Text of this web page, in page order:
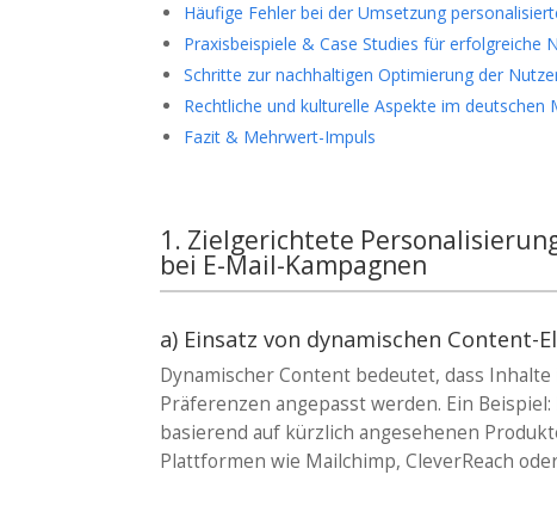
Häufige Fehler bei der Umsetzung
Praxisbeispiele & Case Studies für erfolgreiche
Schritte zur nachhaltigen Optimierung der
Rechtliche und kulturelle Aspekte im deutschen
Fazit & Mehrwert-Impuls
1. Zielgerichtete
bei E-Mail-Kampagnen
a) Einsatz von dynamischen Content-
Dynamischer Content bedeutet, dass
Präferenzen angepasst werden. Ein
basierend auf kürzlich angesehenen
Plattformen wie Mailchimp, CleverReach